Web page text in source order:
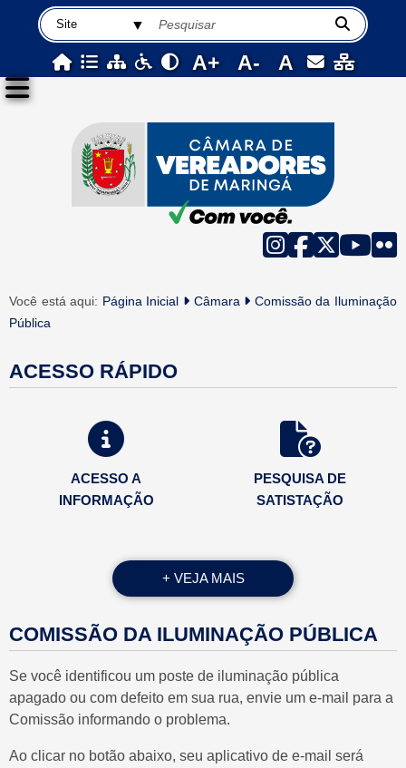
A+ A- A
Você está aqui: Página Inicial Câmara
Comissão da Iluminação
Pública
ACESSO RÁPIDO
ACESSO A
INFORMAÇÃO
PESQUISA DE
SATISTAÇÃO
SESSÃO
SAPL
TRANSPARÊNCIA
PROCESSO
+ VEJA MAIS
COMISSÃO DA ILUMINAÇÃO PÚBLICA
Se você identificou um poste de iluminação pública
apagado ou com defeito em sua rua, envie um e-mail para a
Comissão informando o problema.
Ao clicar no botão abaixo, seu aplicativo de e-mail será